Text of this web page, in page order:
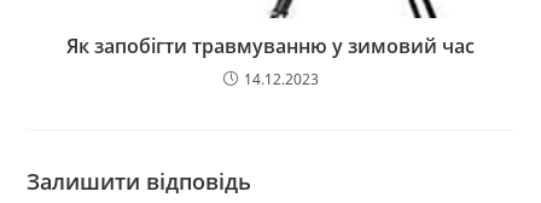
Як запобігти травмуванню у зимовий час
14.12.2023
Залишити відповідь